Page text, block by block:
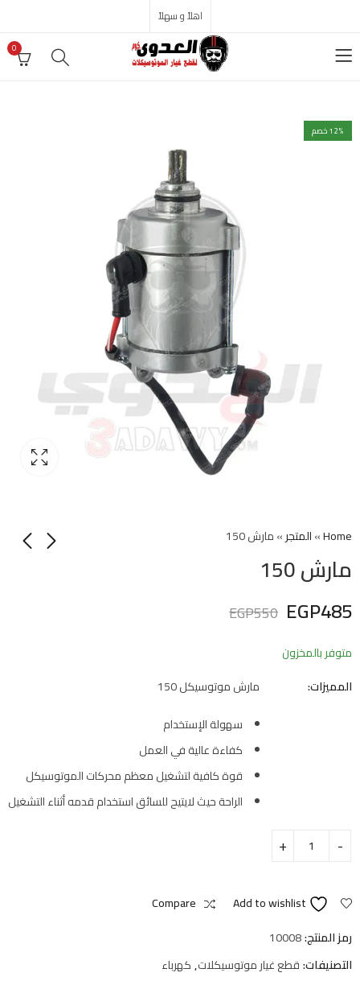
اهلاً و سهلاً
0
12% خصم
Home
»المتجر»مارش 150
مارش 150
EGP485
EGP550
متوفر بالمخزون
المميزات:
مارش موتوسيكل 150
سهولة الإستخدام
كفاءة عالية في العمل
قوة كافية لتشغيل معظم محركات الموتوسيكل
الراحة حيث لايتيح للسائق استخدام قدمه أثناء التشغيل
Add to wishlist
Compare
رمز المنتج:10008
التصنيفات:قطع غيار موتوسيكلات,كهرباء